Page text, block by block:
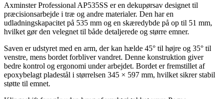
Axminster Professional AP535SS er en dekupørsav designet til
præcisionsarbejde i træ og andre materialer. Den har en
udladningskapacitet på 535 mm og en skæredybde på op til 51 mm,
hvilket gør den velegnet til både detaljerede og større emner.
Saven er udstyret med en arm, der kan hælde 45° til højre og 35° til
venstre, mens bordet forbliver vandret. Denne konstruktion giver
bedre kontrol og ergonomi under arbejdet. Bordet er fremstillet af
epoxybelagt pladestål i størrelsen 345 × 597 mm, hvilket sikrer stabil
støtte til emnet.